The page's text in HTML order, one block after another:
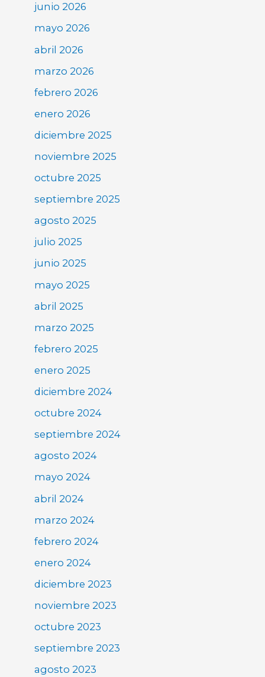
junio 2026
mayo 2026
abril 2026
marzo 2026
febrero 2026
enero 2026
diciembre 2025
noviembre 2025
octubre 2025
septiembre 2025
agosto 2025
julio 2025
junio 2025
mayo 2025
abril 2025
marzo 2025
febrero 2025
enero 2025
diciembre 2024
octubre 2024
septiembre 2024
agosto 2024
mayo 2024
abril 2024
marzo 2024
febrero 2024
enero 2024
diciembre 2023
noviembre 2023
octubre 2023
septiembre 2023
agosto 2023